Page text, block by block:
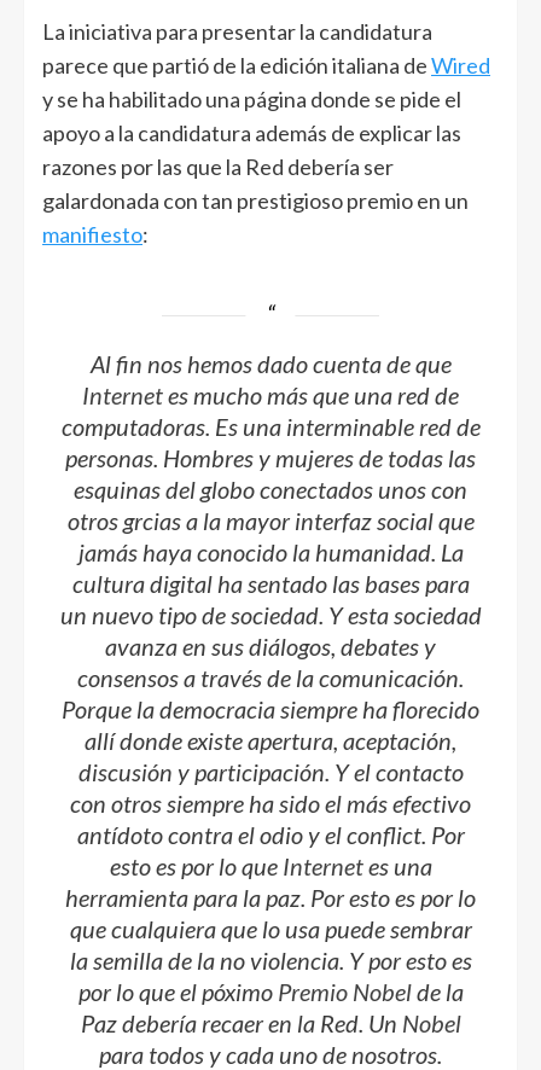
La iniciativa para presentar la candidatura
parece que partió de la edición italiana deWired
y se ha habilitado una página donde se pide el
apoyo a la candidatura además de explicar las
razones por las que la Red debería ser
galardonada con tan prestigioso premio en un
manifiesto:
Al fin nos hemos dado cuenta de que
Internetes mucho más que una red de
computadoras. Es una interminable red de
personas. Hombres y mujeres de todas las
esquinas del globo conectados unos con
otros grcias a la mayor interfaz social que
jamás haya conocido la humanidad. La
cultura digital ha sentado las bases para
un nuevo tipo de sociedad. Y esta sociedad
avanza en sus diálogos, debates y
consensos a través de la comunicación.
Porque la democracia siempre ha florecido
allí donde existe apertura, aceptación,
discusión y participación. Y el contacto
con otros siempre ha sido el más efectivo
antídoto contra el odio y el conflict. Por
esto es por lo que Internetes una
herramienta para la paz. Por esto es por lo
que cualquiera que lo usa puede sembrar
la semilla de la no violencia. Y por esto es
por lo que el póximo Premio Nobelde la
Paz debería recaer en la Red. Un Nobel
para todos y cada uno de nosotros.